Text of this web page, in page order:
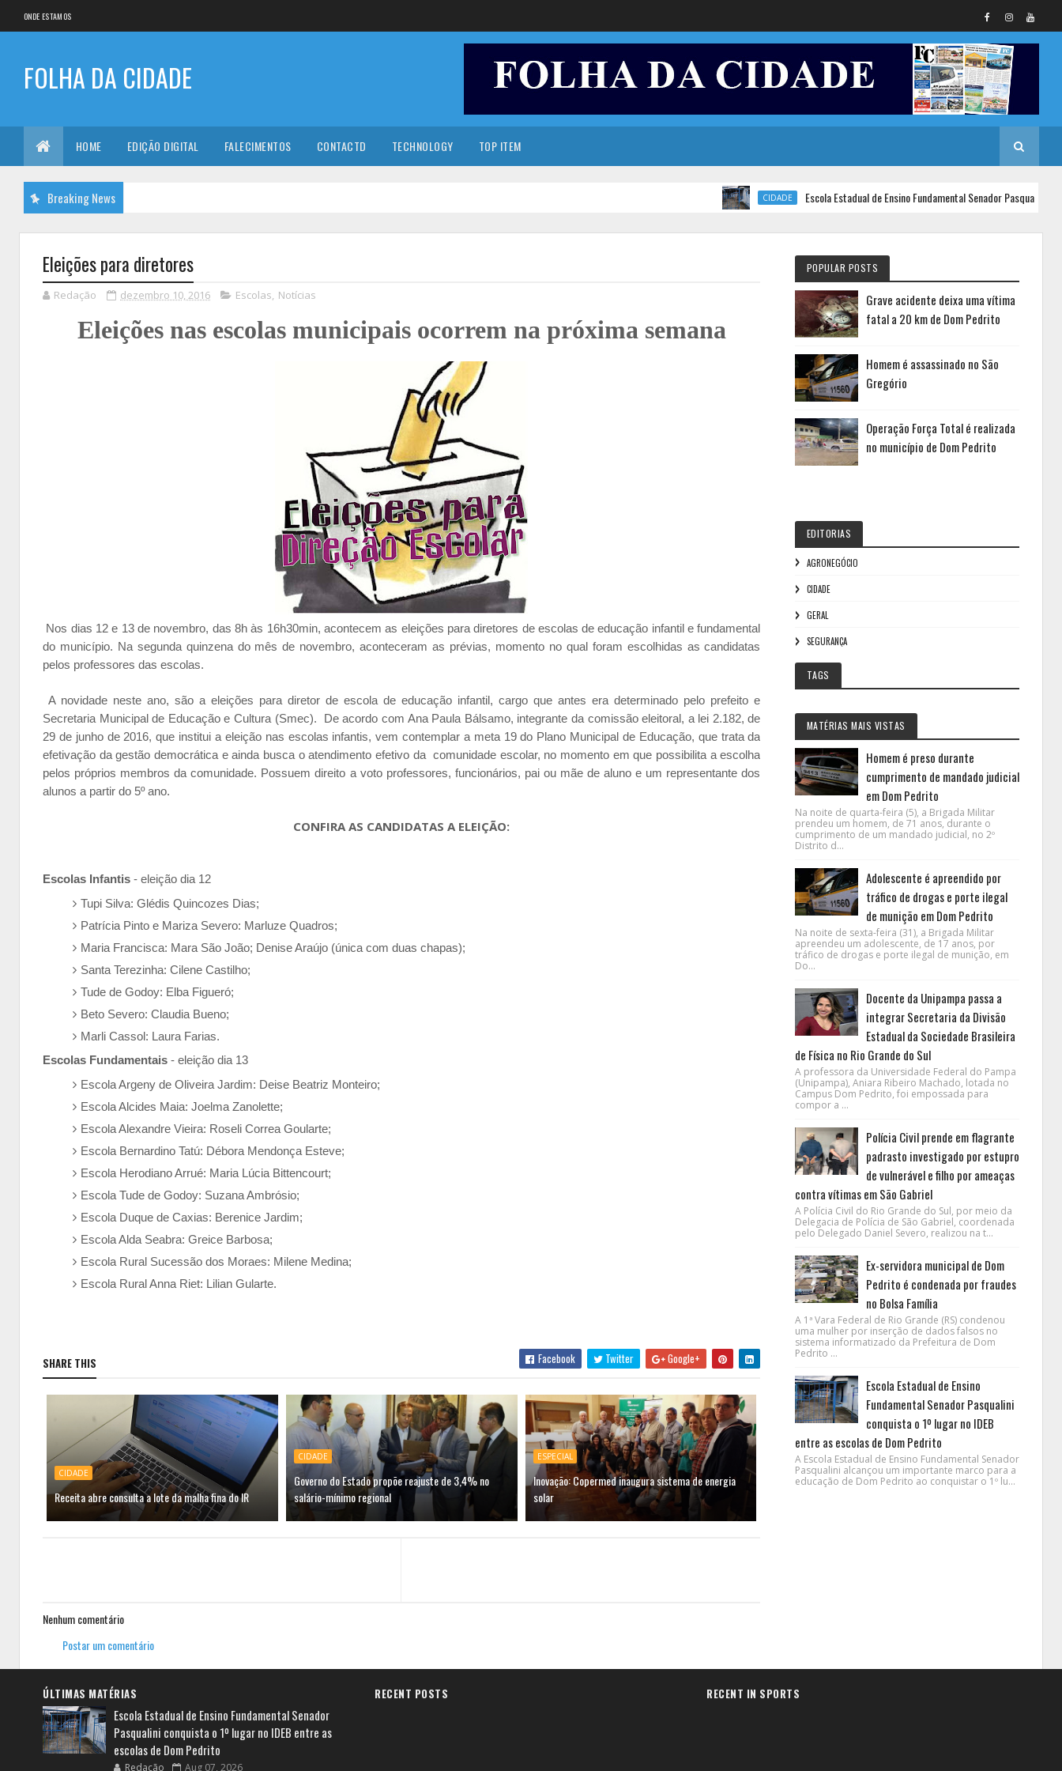
ONDE ESTAMOS
FOLHA DA CIDADE
HOME EDIÇÃO DIGITAL FALECIMENTOS CONTACTD TECHNOLOGY TOP ITEM
Breaking News CIDADE Escola Estadual de Ensino Fundamental Senador Pasqualini
Eleições para diretores
Redação dezembro 10, 2016 Escolas, Notícias
Eleições nas escolas municipais ocorrem na próxima semana
Nos dias 12 e 13 de novembro, das 8h às 16h30min, acontecem as eleições para diretores de escolas de educação infantil e fundamental
do município. Na segunda quinzena do mês de novembro, aconteceram as prévias, momento no qual foram escolhidas as candidatas
pelos professores das escolas.
A novidade neste ano, são a eleições para diretor de escola de educação infantil, cargo que antes era determinado pelo prefeito e
Secretaria Municipal de Educação e Cultura (Smec). De acordo com Ana Paula Bálsamo, integrante da comissão eleitoral, a lei 2.182, de
29 de junho de 2016, que institui a eleição nas escolas infantis, vem contemplar a meta 19 do Plano Municipal de Educação, que trata da
efetivação da gestão democrática e ainda busca o atendimento efetivo da comunidade escolar, no momento em que possibilita a escolha
pelos próprios membros da comunidade. Possuem direito a voto professores, funcionários, pai ou mãe de aluno e um representante dos
alunos a partir do 5º ano.
CONFIRA AS CANDIDATAS A ELEIÇÃO:
Escolas Infantis - eleição dia 12
Tupi Silva: Glédis Quincozes Dias;
Patrícia Pinto e Mariza Severo: Marluze Quadros;
Maria Francisca: Mara São João; Denise Araújo (única com duas chapas);
Santa Terezinha: Cilene Castilho;
Tude de Godoy: Elba Figueró;
Beto Severo: Claudia Bueno;
Marli Cassol: Laura Farias.
Escolas Fundamentais - eleição dia 13
Escola Argeny de Oliveira Jardim: Deise Beatriz Monteiro;
Escola Alcides Maia: Joelma Zanolette;
Escola Alexandre Vieira: Roseli Correa Goularte;
Escola Bernardino Tatú: Débora Mendonça Esteve;
Escola Herodiano Arrué: Maria Lúcia Bittencourt;
Escola Tude de Godoy: Suzana Ambrósio;
Escola Duque de Caxias: Berenice Jardim;
Escola Alda Seabra: Greice Barbosa;
Escola Rural Sucessão dos Moraes: Milene Medina;
Escola Rural Anna Riet: Lilian Gularte.
SHARE THIS Facebook Twitter Google+
CIDADE
Receita abre consulta a lote da malha fina do IR
CIDADE
Governo do Estado propõe reajuste de 3,4% no
salário-mínimo regional
ESPECIAL
Inovação: Copermed inaugura sistema de energia
solar
Nenhum comentário
Postar um comentário
POPULAR POSTS
Grave acidente deixa uma vítima
fatal a 20 km de Dom Pedrito
Homem é assassinado no São
Gregório
Operação Força Total é realizada
no município de Dom Pedrito
EDITORIAS
AGRONEGÓCIO
CIDADE
GERAL
SEGURANÇA
TAGS
MATÉRIAS MAIS VISTAS
Homem é preso durante
cumprimento de mandado judicial
em Dom Pedrito
Na noite de quarta-feira (5), a Brigada Militar
prendeu um homem, de 71 anos, durante o
cumprimento de um mandado judicial, no 2º
Distrito d...
Adolescente é apreendido por
tráfico de drogas e porte ilegal
de munição em Dom Pedrito
Na noite de sexta-feira (31), a Brigada Militar
apreendeu um adolescente, de 17 anos, por
tráfico de drogas e porte ilegal de munição, em
Do...
Docente da Unipampa passa a
integrar Secretaria da Divisão
Estadual da Sociedade Brasileira
de Física no Rio Grande do Sul
A professora da Universidade Federal do Pampa
(Unipampa), Aniara Ribeiro Machado, lotada no
Campus Dom Pedrito, foi empossada para
compor a ...
Polícia Civil prende em flagrante
padrasto investigado por estupro
de vulnerável e filho por ameaças
contra vítimas em São Gabriel
A Polícia Civil do Rio Grande do Sul, por meio da
Delegacia de Polícia de São Gabriel, coordenada
pelo Delegado Daniel Severo, realizou na t...
Ex-servidora municipal de Dom
Pedrito é condenada por fraudes
no Bolsa Família
A 1ª Vara Federal de Rio Grande (RS) condenou
uma mulher por inserção de dados falsos no
sistema informatizado da Prefeitura de Dom
Pedrito ...
Escola Estadual de Ensino
Fundamental Senador Pasqualini
conquista o 1º lugar no IDEB
entre as escolas de Dom Pedrito
A Escola Estadual de Ensino Fundamental Senador
Pasqualini alcançou um importante marco para a
educação de Dom Pedrito ao conquistar o 1º lu...
ÚLTIMAS MATÉRIAS
Escola Estadual de Ensino Fundamental Senador
Pasqualini conquista o 1º lugar no IDEB entre as
escolas de Dom Pedrito
Redação Aug 07, 2026
RECENT POSTS RECENT IN SPORTS